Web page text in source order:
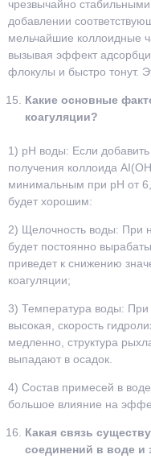
чрезвычайно
добавлении
мельчайшие коллоидные
вызывая эффект
флокулы и быстро тонут.
Какие основные
коагуляции?
1) pH воды: Если добавить
получения коллоида
минимальным при pH от
будет хорошим:
2) Щелочность воды: При
будет постоянно
приведет к снижению
коагуляции;
3) Температура воды: При
высокая, скорость
медленно, структура
выпадают в осадок.
4) Состав примесей в
большое влияние на
Какая связь
соединений в воде и